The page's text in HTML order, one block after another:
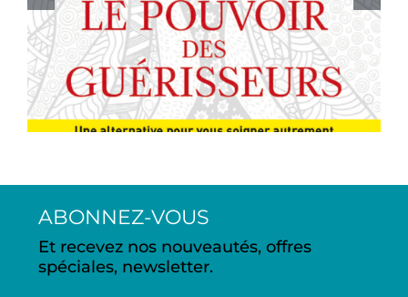
pont-audemer (OJD :
8868)
ABONNEZ-VOUS
Et recevez nos nouveautés, offres
spéciales, newsletter.